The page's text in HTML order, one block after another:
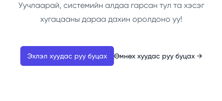
Уучлаарай, системийн алдаа гарсан тул та хэсэг
хугацааны дараа дахин оролдоно уу!
Эхлэл хуудас руу буцах Өмнөх хуудас руу буцах →